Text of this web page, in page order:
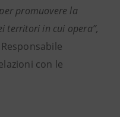
promuovere la
territori in cui opera”,
con le